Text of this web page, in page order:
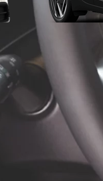
ou financement à partir de